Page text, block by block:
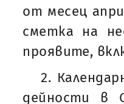
от месец
сметка на
проявите,
2.
дейности в